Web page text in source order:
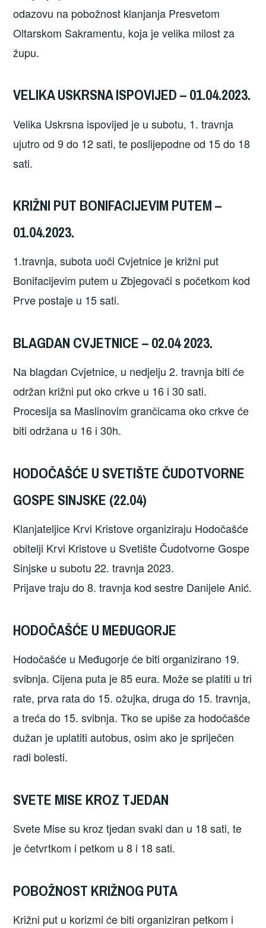
odazovu na pobožnost klanjanja Presvetom
Oltarskom Sakramentu, koja je velika milost za
župu.
VELIKA USKRSNA ISPOVIJED – 01.04.2023.
Velika Uskrsna ispovijed je u subotu, 1. travnja
ujutro od 9 do 12 sati, te poslijepodne od 15 do 18
sati.
KRIŽNI PUT BONIFACIJEVIM PUTEM –
01.04.2023.
1.travnja, subota uoči Cvjetnice je križni put
Bonifacijevim putem u Zbjegovači s početkom kod
Prve postaje u 15 sati.
BLAGDAN CVJETNICE – 02.04 2023.
Na blagdan Cvjetnice, u nedjelju 2. travnja biti će
održan križni put oko crkve u 16 i 30 sati.
Procesija sa Maslinovim grančicama oko crkve će
biti održana u 16 i 30h.
HODOČAŠĆE U SVETIŠTE ČUDOTVORNE
GOSPE SINJSKE (22.04)
Klanjateljice Krvi Kristove organiziraju Hodočašće
obitelji Krvi Kristove u Svetište Čudotvorne Gospe
Sinjske u subotu 22. travnja 2023.
Prijave traju do 8. travnja kod sestre Danijele Anić.
HODOČAŠĆE U MEĐUGORJE
Hodočašće u Međugorje će biti organizirano 19.
svibnja. Cijena puta je 85 eura. Može se platiti u tri
rate, prva rata do 15. ožujka, druga do 15. travnja,
a treća do 15. svibnja. Tko se upiše za hodočašće
dužan je uplatiti autobus, osim ako je spriječen
radi bolesti.
SVETE MISE KROZ TJEDAN
Svete Mise su kroz tjedan svaki dan u 18 sati, te
je četvrtkom i petkom u 8 i 18 sati.
POBOŽNOST KRIŽNOG PUTA
Križni put u korizmi će biti organiziran petkom i